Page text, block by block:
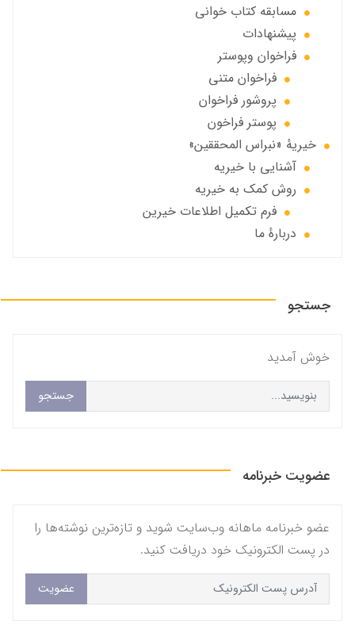
مسابقه کتاب خوانی
پیشنهادات
فراخوان‌ وپوستر
فراخوان متني
پروشور فراخوان
پوستر فراخون
خيريهٔ «نبراس المحققين»
آشنایی با خیریه
روش کمک به خیریه
فرم تکمیل اطلاعات خیرین
دربارهٔ ما
جستجو
خوش آمديد
جستجو
عضویت خبرنامه
عضو خبرنامه ماهانه وب‌سایت شوید و تازه‌ترین نوشته‌ها را
در پست الکترونیک خود دریافت کنید.
عضویت